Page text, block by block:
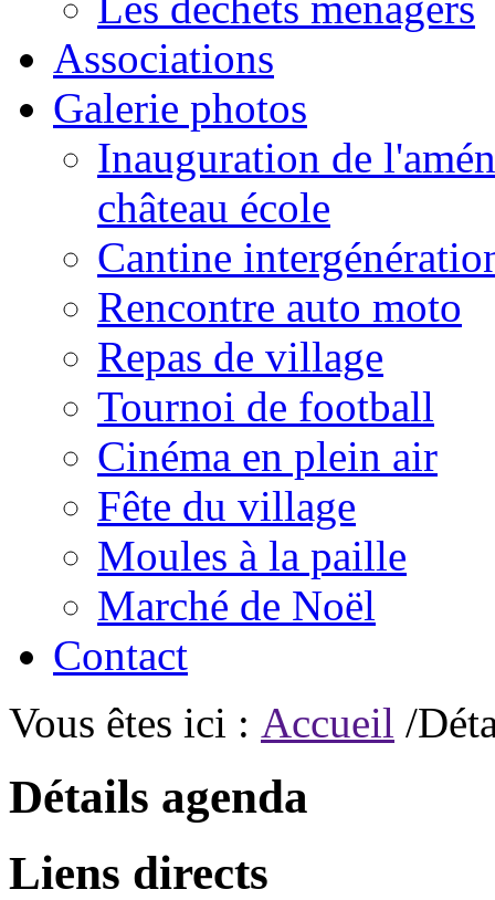
Associations
Galerie photos
Inauguration de
château école
Cantine
Rencontre auto moto
Repas de village
Tournoi de football
Cinéma en plein air
Fête du village
Moules à la paille
Marché de Noël
Contact
Vous êtes ici : Accueil /
Détails agenda
Liens directs